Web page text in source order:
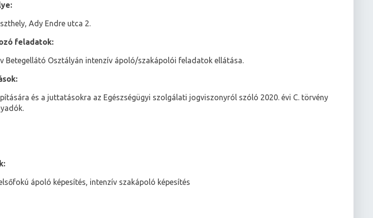
Ady Endre utca 2.
feladatok:
Betegellátó Osztályán intenzív ápoló/szakápolói feladatok ellátása.
és a juttatásokra az Egészségügyi szolgálati jogviszonyról szóló 2020. évi C. törvény
ápoló képesítés, intenzív szakápoló képesítés